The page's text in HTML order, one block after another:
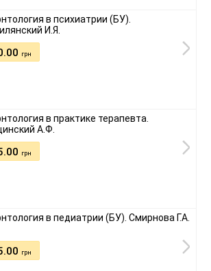
в психиатрии (БУ).
И.Я.
грн
в практике терапевта.
А.Ф.
грн
в педиатрии (БУ). Смирнова Г.А.
грн